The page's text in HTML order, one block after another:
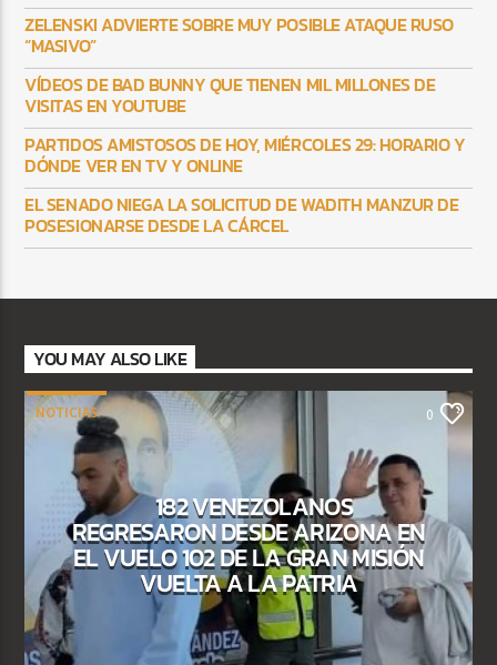
ZELENSKI ADVIERTE SOBRE MUY POSIBLE ATAQUE RUSO
“MASIVO”
VÍDEOS DE BAD BUNNY QUE TIENEN MIL MILLONES DE
VISITAS EN YOUTUBE
PARTIDOS AMISTOSOS DE HOY, MIÉRCOLES 29: HORARIO Y
DÓNDE VER EN TV Y ONLINE
EL SENADO NIEGA LA SOLICITUD DE WADITH MANZUR DE
POSESIONARSE DESDE LA CÁRCEL
YOU MAY ALSO LIKE
NOTICIAS 0
182 VENEZOLANOS
REGRESARON DESDE ARIZONA EN
EL VUELO 102 DE LA GRAN MISIÓN
VUELTA A LA PATRIA